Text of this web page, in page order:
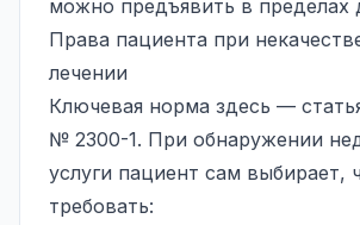
можно предъявить в пределах
Права пациента при
лечении
Ключевая норма здесь —
№ 2300-1. При обнаружении
услуги пациент сам выбирает,
требовать: